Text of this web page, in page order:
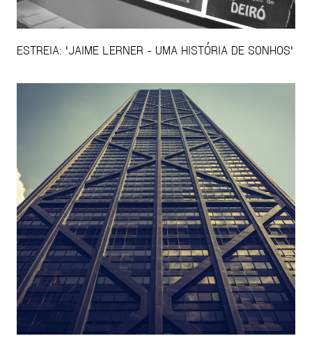
ESTREIA: 'JAIME LERNER - UMA HISTÓRIA DE SONHOS'